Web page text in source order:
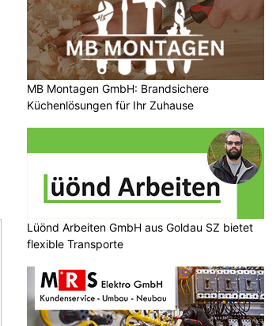
MB Montagen GmbH: Brandsichere
Küchenlösungen für Ihr Zuhause
Lüönd Arbeiten GmbH aus Goldau SZ bietet
flexible Transporte